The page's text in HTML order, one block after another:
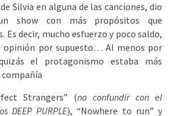
Silvia en alguna de las canciones, dio
show con más propósitos que
Es decir, mucho esfuerzo y poco saldo,
opinión por supuesto… Al menos por
el protagonismo estaba más
Strangers” (no confundir con el
DEEP PURPLE), “Nowhere to run” y